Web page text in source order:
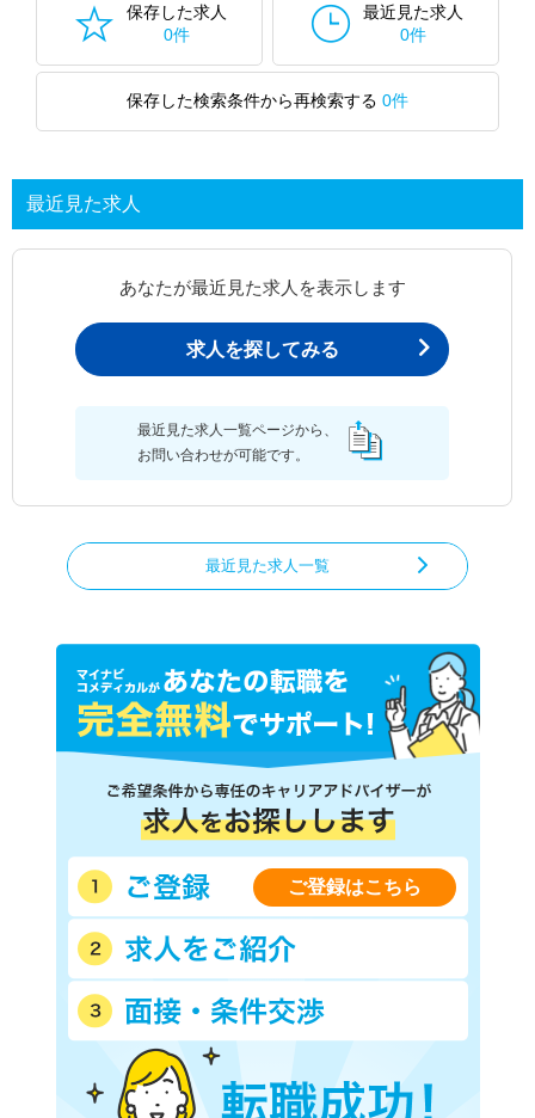
保存した求人
0件
最近見た求人
0件
保存した検索条件から再検索する 0件
最近見た求人
あなたが最近見た求人を表示します
求人を探してみる
最近見た求人一覧ページから、
お問い合わせが可能です。
最近見た求人一覧
ご登録はこちら